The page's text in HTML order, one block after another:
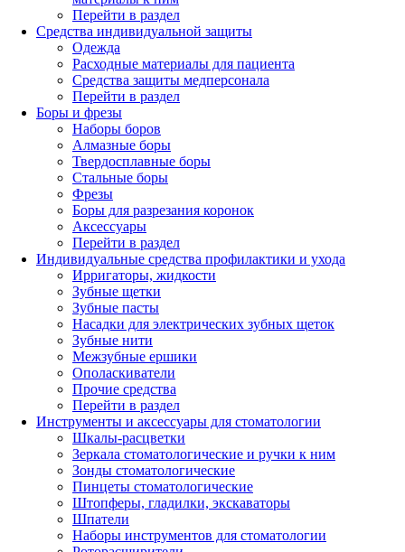
Перейти в раздел
Средства индивидуальной защиты
Одежда
Расходные материалы для пациента
Средства защиты медперсонала
Перейти в раздел
Боры и фрезы
Наборы боров
Алмазные боры
Твердосплавные боры
Стальные боры
Фрезы
Боры для разрезания коронок
Аксессуары
Перейти в раздел
Индивидуальные средства профилактики и ухода
Ирригаторы, жидкости
Зубные щетки
Зубные пасты
Насадки для электрических зубных щеток
Зубные нити
Межзубные ершики
Ополаскиватели
Прочие средства
Перейти в раздел
Инструменты и аксессуары для стоматологии
Шкалы-расцветки
Зеркала стоматологические и ручки к ним
Зонды стоматологические
Пинцеты стоматологические
Штопферы, гладилки, экскаваторы
Шпатели
Наборы инструментов для стоматологии